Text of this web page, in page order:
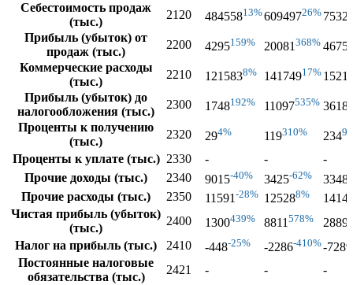
Себестоимость продаж
(тыс.)
2120 48455813%60949726%
Прибыль (убыток) от
продаж (тыс.)
2200 4295159% 20081 368%
Коммерческие расходы
(тыс.)
2210 1215838% 14174917%
Прибыль (убыток) до
налогообложения (тыс.)
2300 1748192% 11097535%
Проценты к получению
(тыс.)
2320 294% 119310% 234
Проценты к уплате (тыс.) 2330 - -
-
Прочие доходы (тыс.)
2340 9015-40% 3425-62% 3348
Прочие расходы (тыс.) 2350 11591 -28% 125288%
Чистая прибыль (убыток)
(тыс.)
2400 1300439% 8811 578%
Налог на прибыль (тыс.)
2410 -448-25% -2286-410%-7289
Постоянные налоговые
обязательства (тыс.)
2421 - -
-